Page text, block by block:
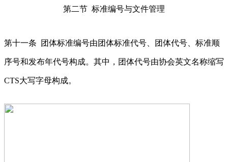
第二节 标准编号与文件管理
第十一条 团体标准编号由团体标准代号、团体代号、标准顺
序号和发布年代号构成。其中，团体代号由协会英文名称缩写
CTS大写字母构成。